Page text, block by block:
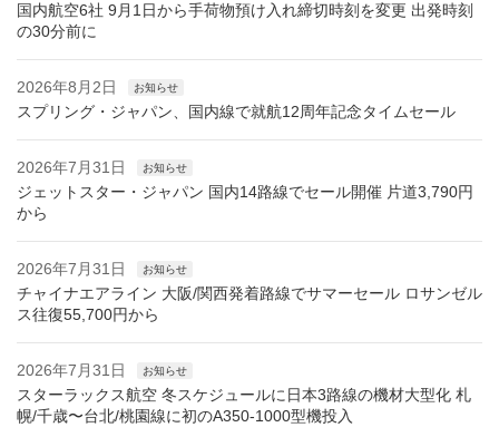
国内航空6社 9月1日から手荷物預け入れ締切時刻を変更 出発時刻
の30分前に
2026年8月2日 お知らせ
スプリング・ジャパン、国内線で就航12周年記念タイムセール
2026年7月31日 お知らせ
ジェットスター・ジャパン 国内14路線でセール開催 片道3,790円
から
2026年7月31日 お知らせ
チャイナエアライン 大阪/関西発着路線でサマーセール ロサンゼル
ス往復55,700円から
2026年7月31日 お知らせ
スターラックス航空 冬スケジュールに日本3路線の機材大型化 札
幌/千歳〜台北/桃園線に初のA350-1000型機投入